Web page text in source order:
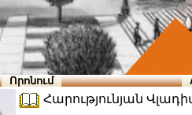
Որոնում
Հարությունյան